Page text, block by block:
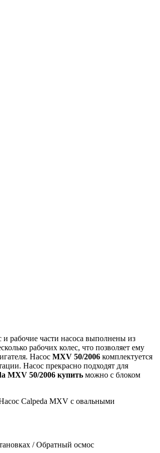
рабочие части насоса выполнены из
рабочих колес, что позволяет ему
Насос MXV 50/2006 комплектуется
Насос прекрасно подходят для
MXV 50/2006 купить можно с блоком
Calpeda MXV с овальными
/ Обратный осмос